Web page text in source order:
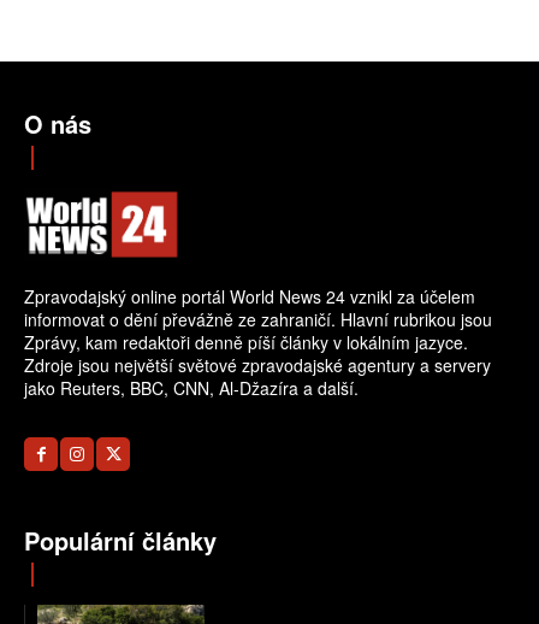
O nás
Zpravodajský online portál World News 24 vznikl za účelem
informovat o dění převážně ze zahraničí. Hlavní rubrikou jsou
Zprávy, kam redaktoři denně píší články v lokálním jazyce.
Zdroje jsou největší světové zpravodajské agentury a servery
jako Reuters, BBC, CNN, Al-Džazíra a další.
Populární články